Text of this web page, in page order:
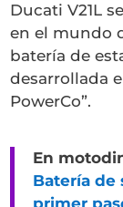
Ducati V21L
en el mundo
batería de
desarrollada
PowerCo”.
En
Batería de